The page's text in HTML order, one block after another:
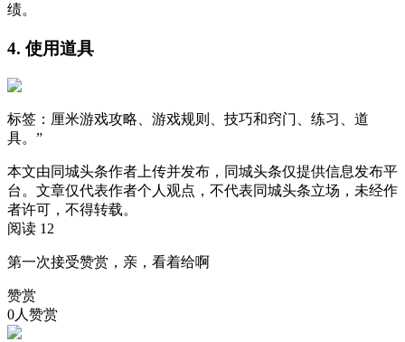
绩。
4. 使用道具
标签： 厘米游戏攻略、游戏规则、技巧和窍门、练习、道
具。”
本文由同城头条作者上传并发布，同城头条仅提供信息发布平
台。文章仅代表作者个人观点，不代表同城头条立场，未经作
者许可，不得转载。
阅读 12
第一次接受赞赏，亲，看着给啊
赞赏
0人赞赏